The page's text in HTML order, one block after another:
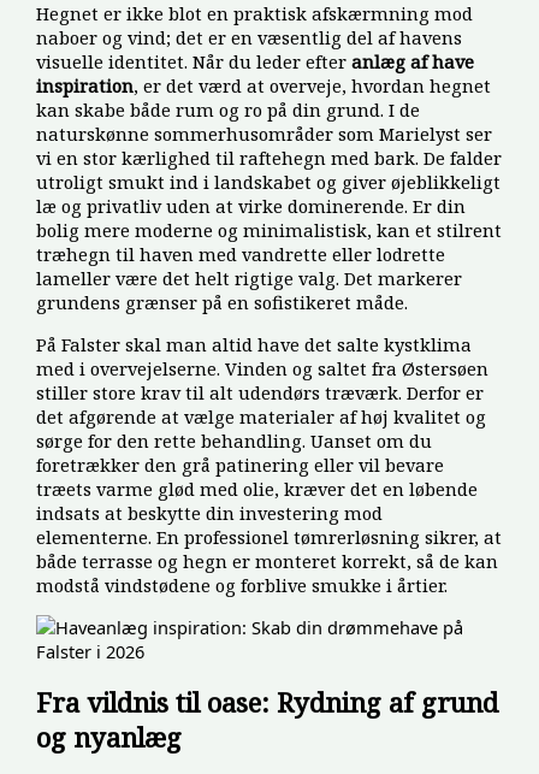
Hegnet er ikke blot en praktisk afskærmning mod
naboer og vind; det er en væsentlig del af havens
visuelle identitet. Når du leder efteranlæg af have
inspiration, er det værd at overveje, hvordan hegnet
kan skabe både rum og ro på din grund. I de
naturskønne sommerhusområder som Marielyst ser
vi en stor kærlighed til raftehegn med bark. De falder
utroligt smukt ind i landskabet og giver øjeblikkeligt
læ og privatliv uden at virke dominerende. Er din
bolig mere moderne og minimalistisk, kan et stilrent
træhegn til haven med vandrette eller lodrette
lameller være det helt rigtige valg. Det markerer
grundens grænser på en sofistikeret måde.
På Falster skal man altid have det salte kystklima
med i overvejelserne. Vinden og saltet fra Østersøen
stiller store krav til alt udendørs træværk. Derfor er
det afgørende at vælge materialer af høj kvalitet og
sørge for den rette behandling. Uanset om du
foretrækker den grå patinering eller vil bevare
træets varme glød med olie, kræver det en løbende
indsats at beskytte din investering mod
elementerne. En professionel tømrerløsning sikrer, at
både terrasse og hegn er monteret korrekt, så de kan
modstå vindstødene og forblive smukke i årtier.
Fra vildnis til oase: Rydning af grund
og nyanlæg